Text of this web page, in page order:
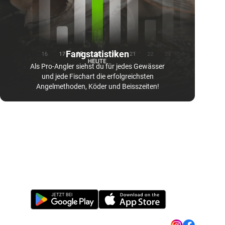
Fangstatistiken
Als Pro-Angler siehst du für jedes Gewässer
und jede Fischart die erfolgreichsten
Angelmethoden, Köder und Beisszeiten!